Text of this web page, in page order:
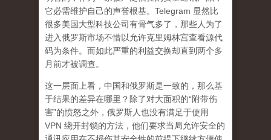
它必需维护自己的声誉根基。Telegram 显然比
很多美国大型科技公司有骨气多了，那些人为了
进入俄罗斯市场不惜以允许克里姆林宫查看源代
码为条件。而如此严重的利益交换却直到两个多
月前才被调查。
这一层面上看，中国和俄罗斯是一致的，那么基
于结果的差异在哪里？除了对大面积的“附带伤
害”的愤怒之外，俄罗斯人也没有满足于使用
VPN 绕开封锁的方法，他们要求当局允许安全的